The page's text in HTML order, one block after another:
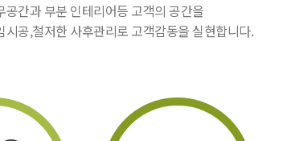
간과 부분 인테리어등 고객의 공간을
공,철저한 사후관리로 고객감동을 실현합니다.